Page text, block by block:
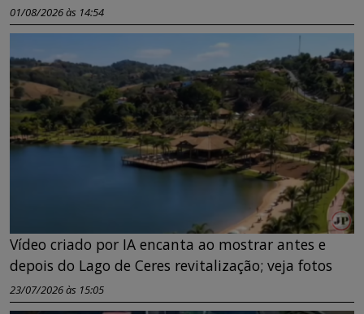
01/08/2026 às 14:54
Vídeo criado por IA encanta ao mostrar antes e
depois do Lago de Ceres revitalização; veja fotos
23/07/2026 às 15:05